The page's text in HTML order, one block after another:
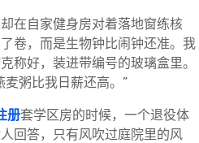
在自家健身房对着落地窗练核
卷，而是生物钟比闹钟还准。我
称好，装进带编号的玻璃盒里。
粥比我日薪还高。”
册套学区房的时候，一个退役体
回答，只有风吹过庭院里的风